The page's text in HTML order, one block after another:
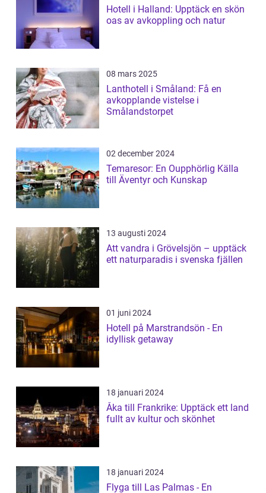
Hotell i Halland: Upptäck en skön
oas av avkoppling och natur
08 mars 2025
Lanthotell i Småland: Få en
avkopplande vistelse i
Smålandstorpet
02 december 2024
Temaresor: En Oupphörlig Källa
till Äventyr och Kunskap
13 augusti 2024
Att vandra i Grövelsjön – upptäck
ett naturparadis i svenska fjällen
01 juni 2024
Hotell på Marstrandsön - En
idyllisk getaway
18 januari 2024
Åka till Frankrike: Upptäck ett land
fullt av kultur och skönhet
18 januari 2024
Flyga till Las Palmas - En